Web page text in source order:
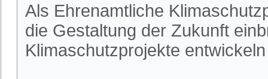
Als Ehrenamtliche
die Gestaltung der Zukunft
Klimaschutzprojekte